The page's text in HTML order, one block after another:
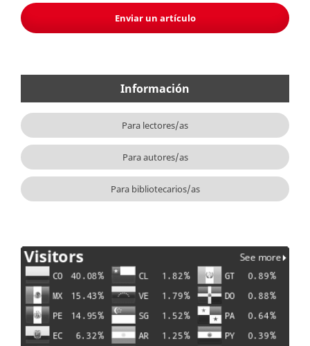
Enviar un artículo
Información
Para lectores/as
Para autores/as
Para bibliotecarios/as